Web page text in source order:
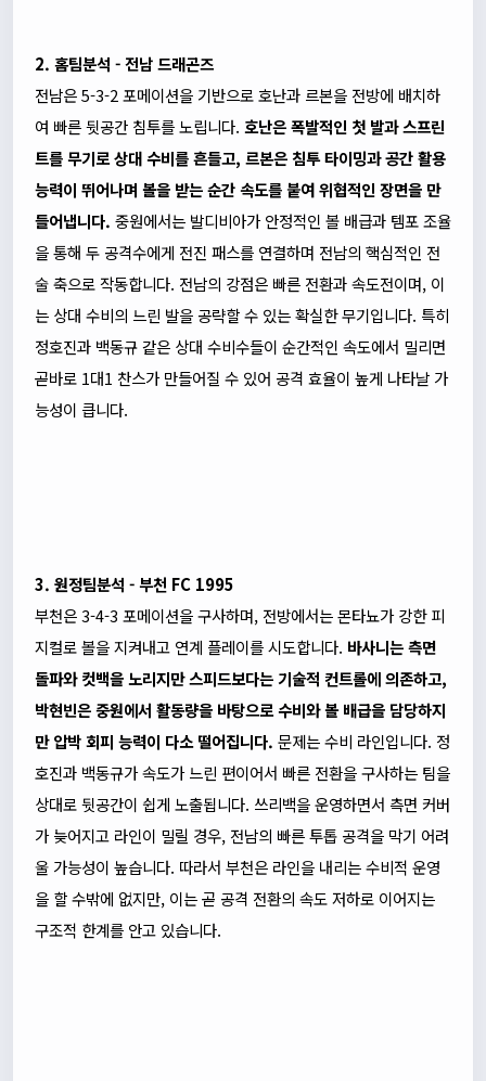
2. 홈팀분석 - 전남 드래곤즈
전남은 5-3-2 포메이션을 기반으로 호난과 르본을 전방에 배치하
여 빠른 뒷공간 침투를 노립니다. 호난은 폭발적인 첫 발과 스프린
트를 무기로 상대 수비를 흔들고, 르본은 침투 타이밍과 공간 활용
능력이 뛰어나며 볼을 받는 순간 속도를 붙여 위협적인 장면을 만
들어냅니다. 중원에서는 발디비아가 안정적인 볼 배급과 템포 조율
을 통해 두 공격수에게 전진 패스를 연결하며 전남의 핵심적인 전
술 축으로 작동합니다. 전남의 강점은 빠른 전환과 속도전이며, 이
는 상대 수비의 느린 발을 공략할 수 있는 확실한 무기입니다. 특히
정호진과 백동규 같은 상대 수비수들이 순간적인 속도에서 밀리면
곧바로 1대1 찬스가 만들어질 수 있어 공격 효율이 높게 나타날 가
능성이 큽니다.
3. 원정팀분석 - 부천 FC 1995
부천은 3-4-3 포메이션을 구사하며, 전방에서는 몬타뇨가 강한 피
지컬로 볼을 지켜내고 연계 플레이를 시도합니다. 바사니는 측면
돌파와 컷백을 노리지만 스피드보다는 기술적 컨트롤에 의존하고,
박현빈은 중원에서 활동량을 바탕으로 수비와 볼 배급을 담당하지
만 압박 회피 능력이 다소 떨어집니다. 문제는 수비 라인입니다. 정
호진과 백동규가 속도가 느린 편이어서 빠른 전환을 구사하는 팀을
상대로 뒷공간이 쉽게 노출됩니다. 쓰리백을 운영하면서 측면 커버
가 늦어지고 라인이 밀릴 경우, 전남의 빠른 투톱 공격을 막기 어려
울 가능성이 높습니다. 따라서 부천은 라인을 내리는 수비적 운영
을 할 수밖에 없지만, 이는 곧 공격 전환의 속도 저하로 이어지는
구조적 한계를 안고 있습니다.